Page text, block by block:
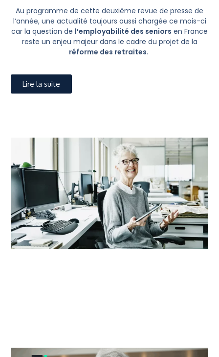
Au programme de cette deuxième revue de presse de
l’année, une actualité toujours aussi chargée ce mois-ci
car la question de l’employabilité des seniors en France
reste un enjeu majeur dans le cadre du projet de la
réforme des retraites.
Lire la suite